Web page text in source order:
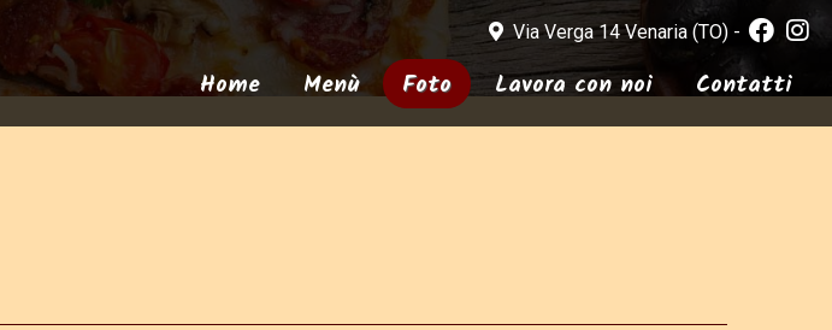
Via Verga 14 Venaria (TO) -
Home Menù Foto Lavora con noi Contatti